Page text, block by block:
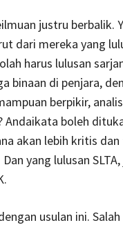
justru berbalik.
dari mereka yang
harus lulusan
binaan di penjara,
berpikir,
boleh
akan lebih kritis
yang lulusan
usulan ini.